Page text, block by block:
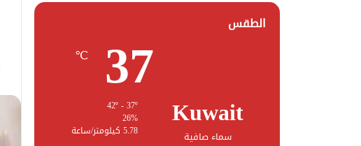
الطقس
Kuwait
سماء صافية
37
℃
42º - 37º
26%
5.78 كيلومتر/ساعة